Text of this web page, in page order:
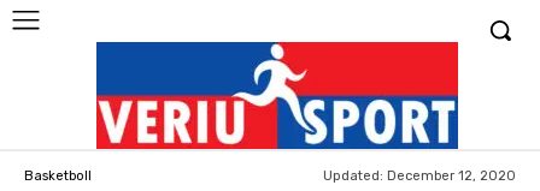
Basketboll Updated: December 12, 2020